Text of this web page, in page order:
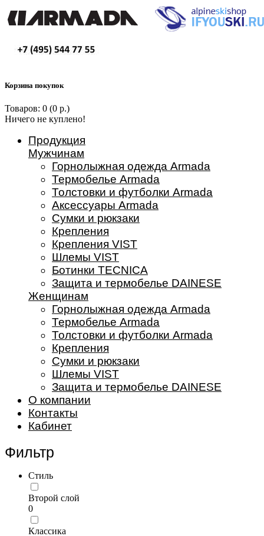
Корзина покупок
Товаров: 0 (0 р.)
Ничего не куплено!
Продукция
Мужчинам
Горнолыжная одежда Armada
Термобелье Armada
Толстовки и футболки Armada
Аксессуары Armada
Сумки и рюкзаки
Крепления
Крепления VIST
Шлемы VIST
Ботинки TECNICA
Защита и термобелье DAINESE
Женщинам
Горнолыжная одежда Armada
Термобелье Armada
Толстовки и футболки Armada
Крепления
Сумки и рюкзаки
Шлемы VIST
Защита и термобелье DAINESE
О компании
Контакты
Кабинет
Фильтр
Стиль
Второй слой
0
Классика